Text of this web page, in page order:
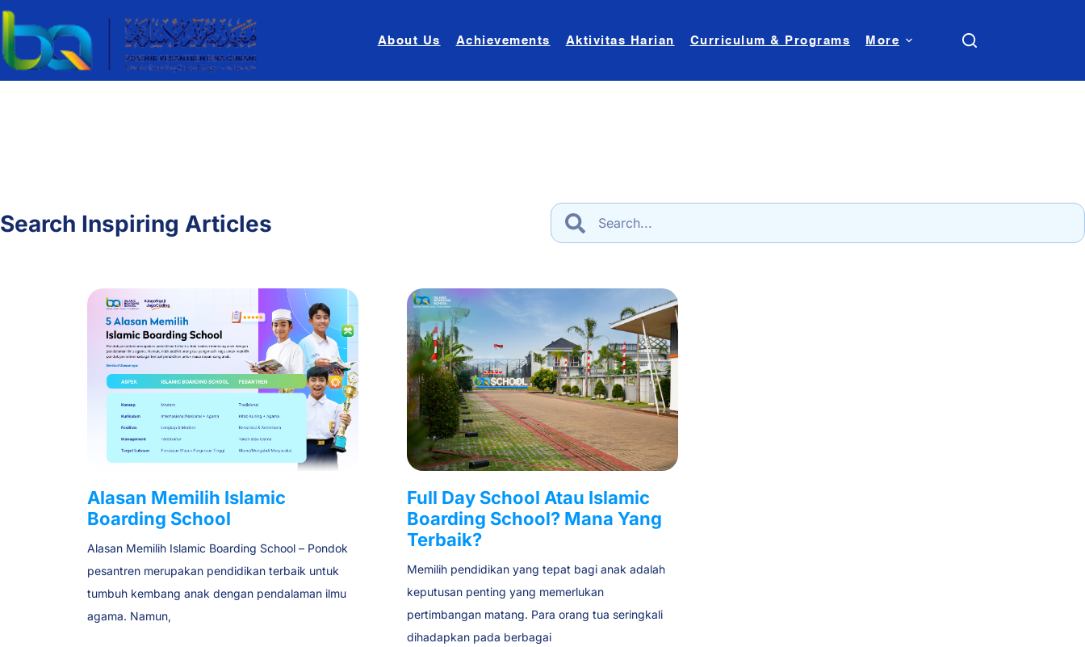
About Us Achievements Aktivitas Harian Curriculum & Programs More
Search Inspiring Articles
Alasan Memilih Islamic
Boarding School
Alasan Memilih Islamic Boarding School – Pondok
pesantren merupakan pendidikan terbaik untuk
tumbuh kembang anak dengan pendalaman ilmu
agama. Namun,
Full Day School Atau Islamic
Boarding School? Mana Yang
Terbaik?
Memilih pendidikan yang tepat bagi anak adalah
keputusan penting yang memerlukan
pertimbangan matang. Para orang tua seringkali
dihadapkan pada berbagai